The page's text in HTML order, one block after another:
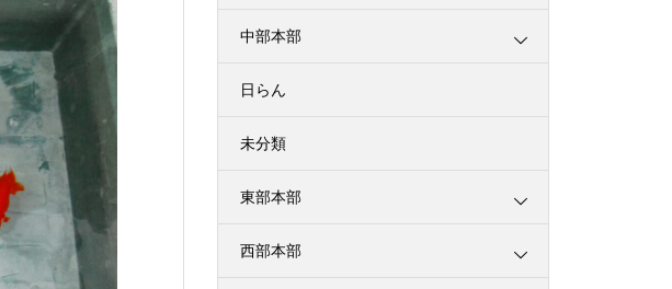
中部本部
日らん
未分類
東部本部
西部本部